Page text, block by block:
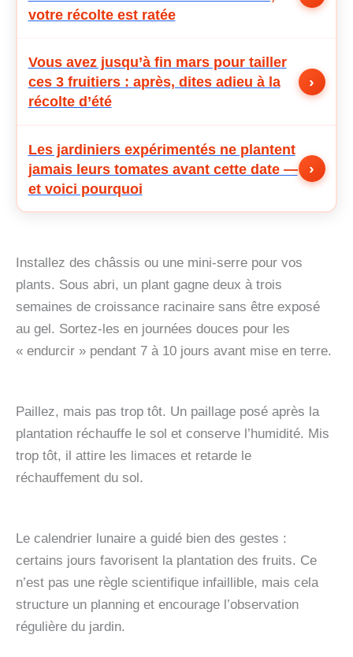
votre récolte est ratée
Vous avez jusqu’à fin mars pour tailler
ces 3 fruitiers : après, dites adieu à la
récolte d’été
›
Les jardiniers expérimentés ne plantent
jamais leurs tomates avant cette date —
et voici pourquoi
›
Installez des châssis ou une mini-serre pour vos
plants. Sous abri, un plant gagne deux à trois
semaines de croissance racinaire sans être exposé
au gel. Sortez-les en journées douces pour les
« endurcir » pendant 7 à 10 jours avant mise en terre.
Paillez, mais pas trop tôt. Un paillage posé après la
plantation réchauffe le sol et conserve l’humidité. Mis
trop tôt, il attire les limaces et retarde le
réchauffement du sol.
Le calendrier lunaire a guidé bien des gestes :
certains jours favorisent la plantation des fruits. Ce
n’est pas une règle scientifique infaillible, mais cela
structure un planning et encourage l’observation
régulière du jardin.